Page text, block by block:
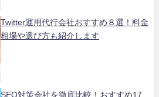
Twitter運用代行会社おすすめ８選！料金
相場や選び方も紹介します
SEO対策会社を徹底比較！おすすめ17